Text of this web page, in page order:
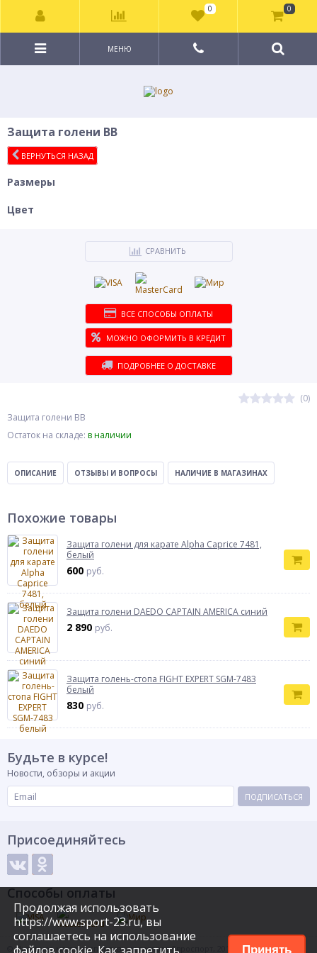
МЕНЮ
Защита голени BB
ВЕРНУТЬСЯ НАЗАД
(0)
Защита голени BB
Остаток на складе: в наличии
Размеры
Цвет
СРАВНИТЬ
ВСЕ СПОСОБЫ ОПЛАТЫ
МОЖНО ОФОРМИТЬ В КРЕДИТ
ПОДРОБНЕЕ О ДОСТАВКЕ
ОПИСАНИЕ ОТЗЫВЫ И ВОПРОСЫ НАЛИЧИЕ В МАГАЗИНАХ
Похожие товары
Защита голени для карате Alpha Caprice 7481,
белый
600 руб.
Защита голени DAEDO CAPTAIN AMERICA синий
2 890 руб.
Защита голень-стопа FIGHT EXPERT SGM-7483
белый
830 руб.
Продолжая использовать
https://www.sport-23.ru, вы
соглашаетесь на использование
Принять
Будьте в курсе!
Новости, обзоры и акции
ПОДПИСАТЬСЯ
Присоединяйтесь
Способы оплаты
© Интернет-магазин спортивных товаров Евроспорт, 2015
0 0